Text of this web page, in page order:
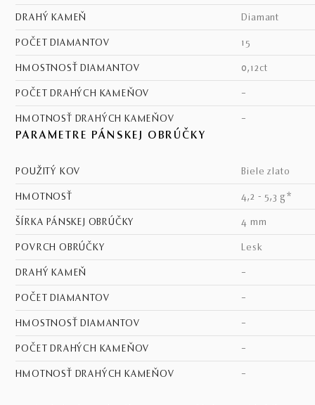
DRAHÝ KAMEŇ diamant
POČET DIAMANTOV 15
HMOSTNOSŤ DIAMANTOV 0,12ct
POČET DRAHÝCH KAMEŇOV –
HMOTNOSŤ DRAHÝCH KAMEŇOV –
PARAMETRE PÁNSKEJ OBRÚČKY
POUŽITÝ KOV biele zlato
HMOTNOSŤ 4,2 - 5,3 g*
ŠÍRKA PÁNSKEJ OBRÚČKY 4 mm
POVRCH OBRÚČKY lesk
DRAHÝ KAMEŇ –
POČET DIAMANTOV –
HMOSTNOSŤ DIAMANTOV –
POČET DRAHÝCH KAMEŇOV –
HMOTNOSŤ DRAHÝCH KAMEŇOV –